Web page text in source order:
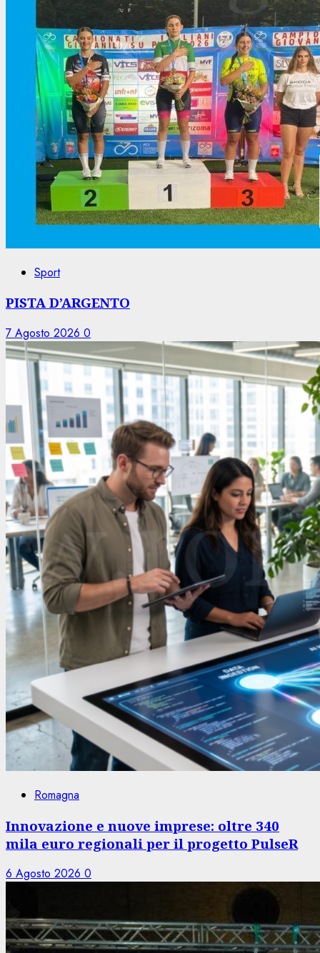
Sport
PISTA D’ARGENTO
7 Agosto 2026 0
Romagna
Innovazione e nuove imprese: oltre 340
mila euro regionali per il progetto PulseR
6 Agosto 2026 0